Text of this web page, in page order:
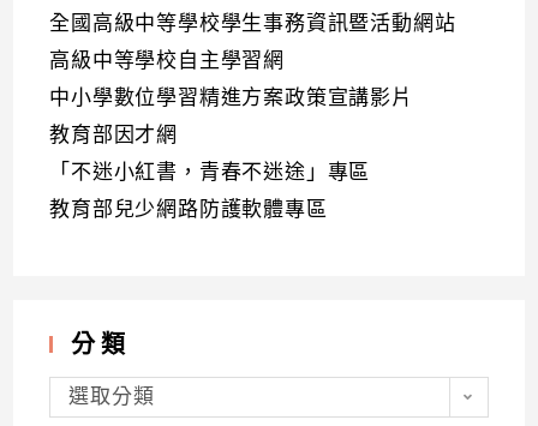
全國高級中等學校學生事務資訊暨活動網站
高級中等學校自主學習網
中小學數位學習精進方案政策宣講影片
教育部因才網
「不迷小紅書，青春不迷途」專區
教育部兒少網路防護軟體專區
分類
分
類選取分類